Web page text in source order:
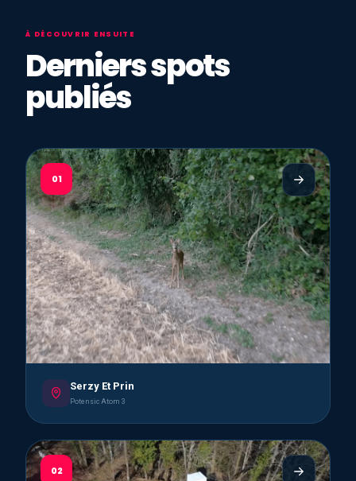
À DÉCOUVRIR ENSUITE
Derniers spots
publiés
01
Serzy Et Prin
Potensic Atom 3
02